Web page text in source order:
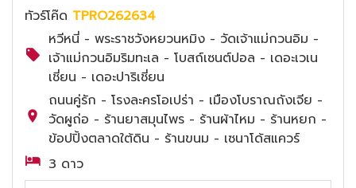
ทัวร์โค๊ด TPRO262634
หวีหนี่ - พระราชวังหยวนหมิง - วัดเจ้าแม่กวนอิม -
เจ้าแม่กวนอิมริมทะเล - โบสถ์เซนต์ปอล - เดอะเวเน
เชี่ยน - เดอะปาริเชี่ยน
ถนนคู่รัก - โรงละครโอเปร่า - เมืองโบราณถังเจีย -
วัดผูถ่อ - ร้านยาสมุนไพร - ร้านผ้าไหม - ร้านหยก -
ข้อปปิ้งตลาดใต้ดิน - ร้านขนม - เซนาโด้สแควร์
3 ดาว